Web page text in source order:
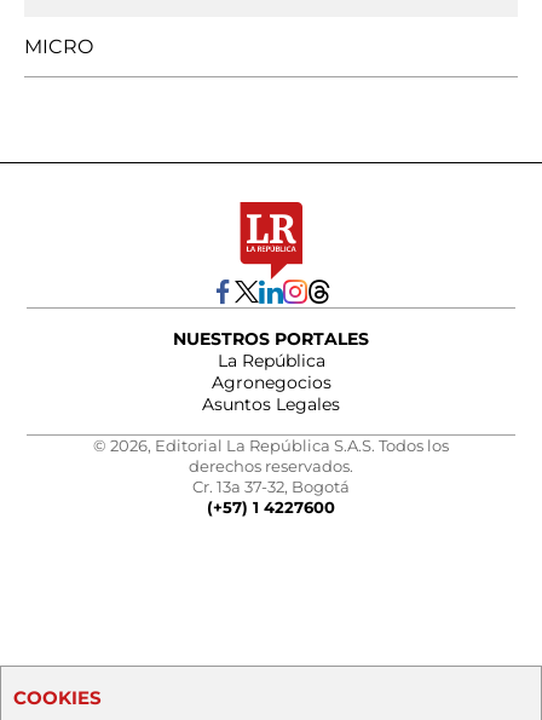
MICRO
NUESTROS PORTALES
La República
Agronegocios
Asuntos Legales
© 2026, Editorial La República S.A.S. Todos los
derechos reservados.
Cr. 13a 37-32, Bogotá
(+57) 1 4227600
COOKIES